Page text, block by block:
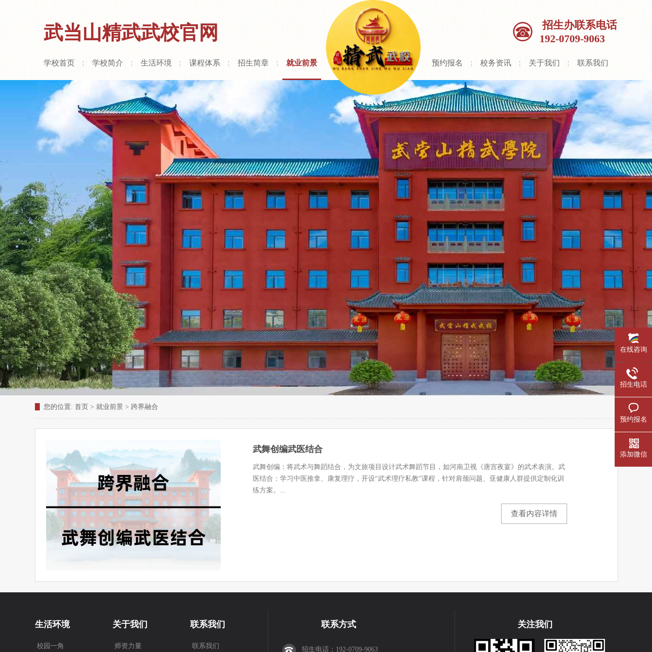
武当山精武武校官网
招生办联系电话
192-0709-9063
学校首页 学校简介 生活环境 课程体系 招生简章 就业前景 预约报名 校务资讯 关于我们 联系我们
您的位置: 首页 > 就业前景 > 跨界融合
武舞创编武医结合
武舞创编：将武术与舞蹈结合，为文旅项目设计武术舞蹈节目，如河南卫视《唐宫夜宴》的武术表演。武
医结合：学习中医推拿、康复理疗，开设“武术理疗私教”课程，针对肩颈问题、亚健康人群提供定制化训
练方案。...
查看内容详情
生活环境
校园一角
关于我们
师资力量
联系我们
联系我们
联系方式
招生电话：192-0709-9063
关注我们
在线咨询
招生电话
预约报名
添加微信